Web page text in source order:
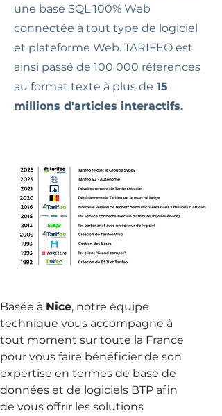
une base SQL 100% Web
connectée à tout type de logiciel
et plateforme Web. TARIFEO est
ainsi passé de 100 000 références
au format texte à plus de 15
millions d'articles interactifs.
Basée à Nice, notre équipe
technique vous accompagne à
tout moment sur toute la France
pour vous faire bénéficier de son
expertise en termes de base de
données et de logiciels BTP afin
de vous offrir les solutions